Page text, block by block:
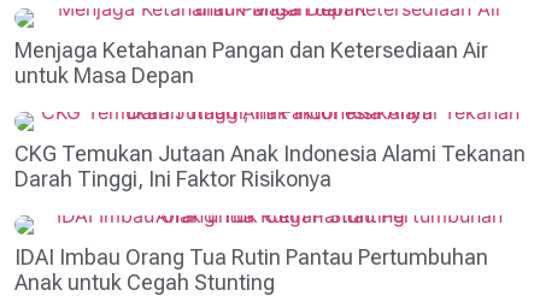
Menjaga Ketahanan Pangan dan Ketersediaan Air
untuk Masa Depan
CKG Temukan Jutaan Anak Indonesia Alami Tekanan
Darah Tinggi, Ini Faktor Risikonya
IDAI Imbau Orang Tua Rutin Pantau Pertumbuhan
Anak untuk Cegah Stunting